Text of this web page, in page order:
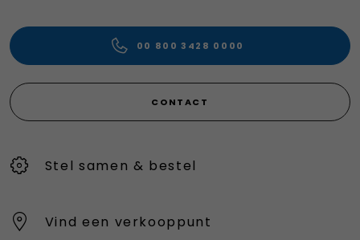
00 800 3428 0000
CONTACT
Stel samen & bestel
Vind een verkooppunt